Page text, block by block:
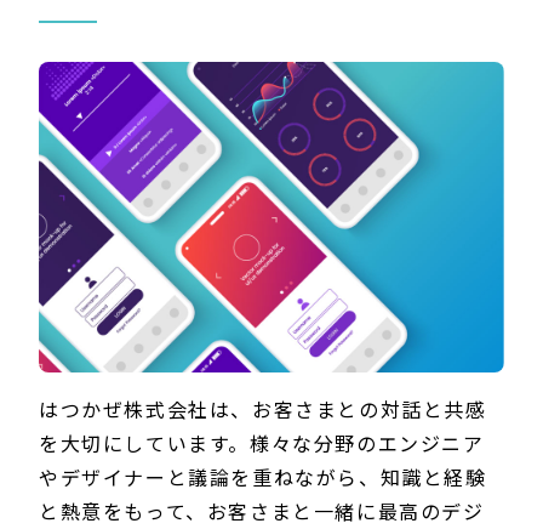
はつかぜ株式会社は、お客さまとの対話と共感
を大切にしています。様々な分野のエンジニア
やデザイナーと議論を重ねながら、知識と経験
と熱意をもって、お客さまと一緒に最高のデジ